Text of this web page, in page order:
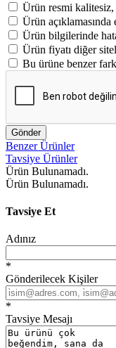
Ürün resmi
Ürün
Ürün bilgilerinde
Ürün fiyatı diğer
Bu ürüne benzer
Gönder
Benzer Ürünler
Tavsiye Ürünler
Ürün Bulunamadı.
Ürün Bulunamadı.
Tavsiye Et
Adınız
*
Gönderilecek Kişiler
*
Tavsiye Mesajı